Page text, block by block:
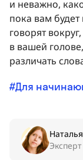
и неважно,
пока вам будет
говорят
в вашей
различать
Для